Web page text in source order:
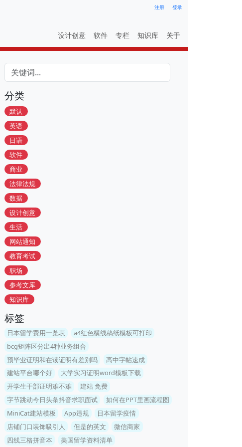
注册 登录
设计创意 软件 专栏 知识库 关于
分类
默认
英语
日语
软件
商业
法律法规
数据
设计创意
生活
网站通知
教育考试
职场
参考文库
知识库
标签
日本留学费用一览表
a4红色横线稿纸模板可打印
bcg矩阵区分出4种业务组合
预毕业证明和在读证明有差别吗
高中字帖速成
建站平台哪个好
大学实习证明word模板下载
开学生干部证明难不难
建站 免费
字节跳动今日头条抖音求职面试
如何在PPT里画流程图
MiniCat建站模板
App违规
日本留学疫情
店铺门口装饰吸引人
但是的英文
微信商家
四线三格拼音本
美国留学资料清单